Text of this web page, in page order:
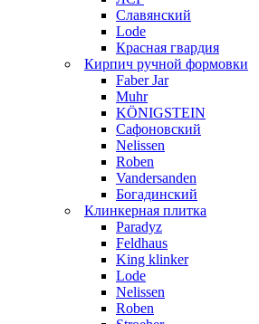
Славянский
Lode
Красная гвардия
Кирпич ручной формовки
Faber Jar
Muhr
KÖNIGSTEIN
Сафоновский
Nelissen
Roben
Vandersanden
Богадинский
Клинкерная плитка
Paradyz
Feldhaus
King klinker
Lode
Nelissen
Roben